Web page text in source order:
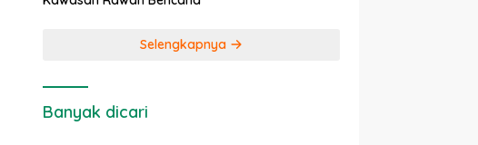
Selengkapnya
Banyak dicari